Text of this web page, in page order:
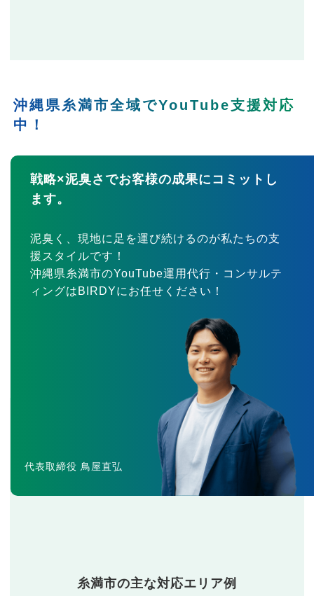
沖縄県糸満市全域でYouTube支援対応
中！
戦略×泥臭さでお客様の成果にコミットし
ます。
泥臭く、現地に足を運び続けるのが私たちの支
援スタイルです！
沖縄県糸満市のYouTube運用代行・コンサルテ
ィングはBIRDYにお任せください！
代表取締役 鳥屋直弘
糸満市の主な対応エリア例